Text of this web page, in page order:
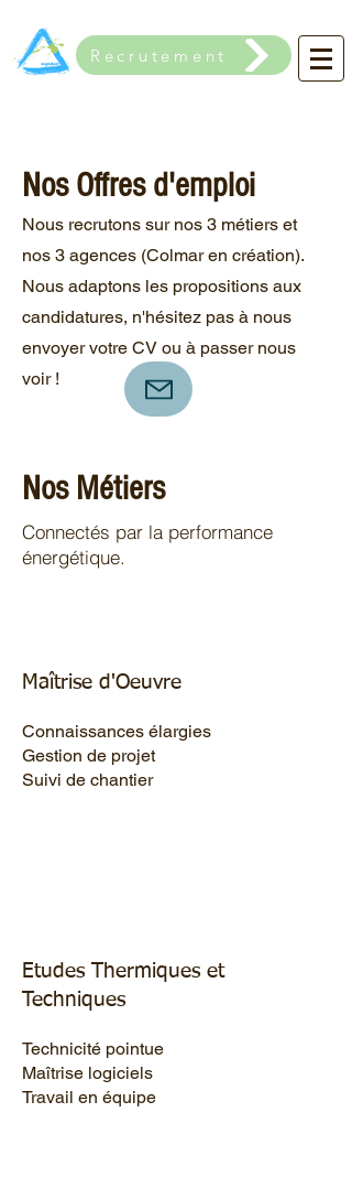
Recrutement
Nos Offres d'emploi
Nous recrutons sur nos 3 métiers et
nos 3 agences (Colmar en création).
Nous adaptons les propositions aux
candidatures, n'hésitez pas à nous
envoyer votre CV ou à passer nous
voir !
Nos Métiers
Connectés par la performance
énergétique.
Maîtrise d'Oeuvre
Connaissances élargies
Gestion de projet
Suivi de chantier
Etudes Thermiques et
Techniques
Technicité pointue
Maîtrise logiciels
Travail en équipe